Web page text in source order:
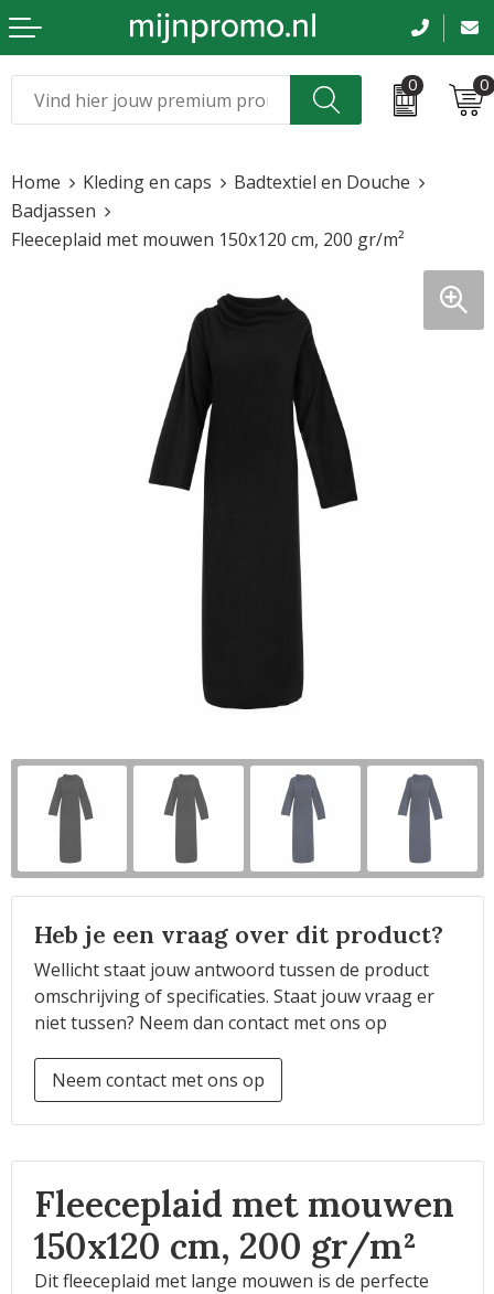
0 0
Kleding & caps
Sportkleding
Tassen en reizen
Beurs en evenementen
Bloemen en planten
Sinterklaas
Voetbal, EK en WK
Home Kleding en caps
Badtextiel en Douche
Badjassen
Fleeceplaid met mouwen 150x120 cm, 200 gr/m²
Heb je een vraag over dit product?
Wellicht staat jouw antwoord tussen de product
omschrijving of specificaties. Staat jouw vraag er
niet tussen? Neem dan contact met ons op
Neem contact met ons op
Fleeceplaid met mouwen
150x120 cm, 200 gr/m²
Dit fleeceplaid met lange mouwen is de perfecte